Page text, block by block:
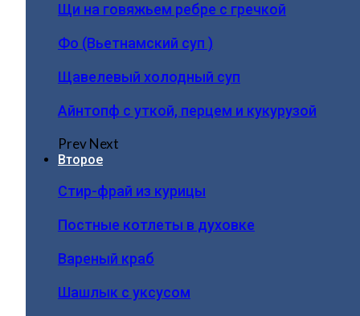
Щи на говяжьем ребре с гречкой
Фо (Вьетнамский суп )
Щавелевый холодный суп
Айнтопф с уткой, перцем и кукурузой
PrevNext
Второе
Стир-фрай из курицы
Постные котлеты в духовке
Вареный краб
Шашлык с уксусом